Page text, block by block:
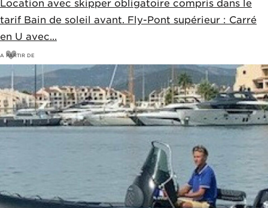
Location avec skipper obligatoire compris dans le
tarif Bain de soleil avant. Fly-Pont supérieur : Carré
en U avec...
A PARTIR DE
1850
€
1990€